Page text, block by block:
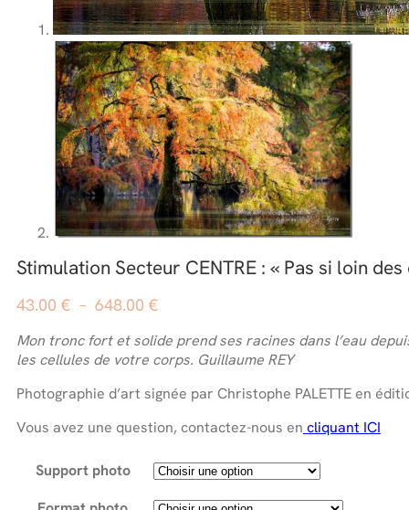
Stimulation Secteur CENTRE : « Pas si loin
43.00 € – 648.00 €Plage
prix :
43.00 €
à
648.00 €
Mon tronc fort et solide prend ses racines dans l’eau
les cellules de votre corps. Guillaume REY
Photographie d’art signée par Christophe PALETTE en
Vous avez une question, contactez-nous en cliquant ICI
Support photo